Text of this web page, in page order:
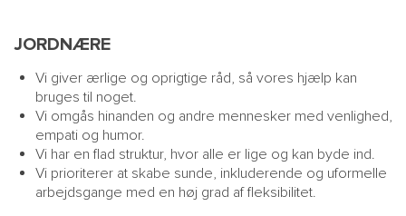
JORDNÆRE
Vi giver ærlige og oprigtige råd, så vores hjælp kan
bruges til noget.
Vi omgås hinanden og andre mennesker med venlighed,
empati og humor.
Vi har en flad struktur, hvor alle er lige og kan byde ind.
Vi prioriterer at skabe sunde, inkluderende og uformelle
arbejdsgange med en høj grad af fleksibilitet.